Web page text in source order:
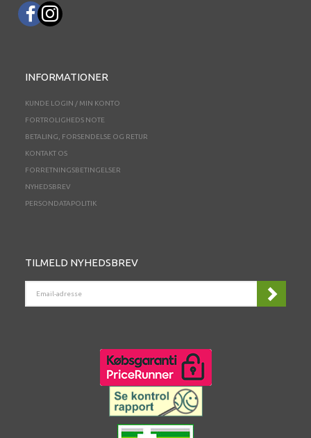
INFORMATIONER
KUNDE LOGIN / MIN KONTO
FORTROLIGHEDS NOTE
BETALING, FORSENDELSE OG RETUR
KONTAKT OS
FORRETNINGSBETINGELSER
NYHEDSBREV
PERSONDATAPOLITIK
TILMELD NYHEDSBREV
ADRESSE